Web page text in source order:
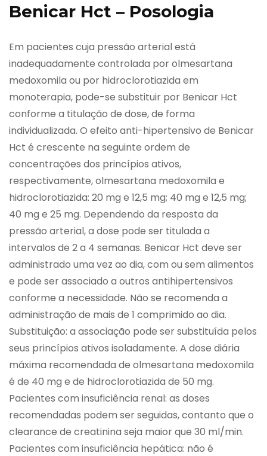
Benicar Hct – Posologia
Em pacientes cuja pressão arterial está
inadequadamente controlada por olmesartana
medoxomila ou por hidroclorotiazida em
monoterapia, pode-se substituir por Benicar Hct
conforme a titulação de dose, de forma
individualizada. O efeito anti-hipertensivo de Benicar
Hct é crescente na seguinte ordem de
concentrações dos princípios ativos,
respectivamente, olmesartana medoxomila e
hidroclorotiazida: 20 mg e 12,5 mg; 40 mg e 12,5 mg;
40 mg e 25 mg. Dependendo da resposta da
pressão arterial, a dose pode ser titulada a
intervalos de 2 a 4 semanas. Benicar Hct deve ser
administrado uma vez ao dia, com ou sem alimentos
e pode ser associado a outros antihipertensivos
conforme a necessidade. Não se recomenda a
administração de mais de 1 comprimido ao dia.
Substituição: a associação pode ser substituída pelos
seus princípios ativos isoladamente. A dose diária
máxima recomendada de olmesartana medoxomila
é de 40 mg e de hidroclorotiazida de 50 mg.
Pacientes com insuficiência renal: as doses
recomendadas podem ser seguidas, contanto que o
clearance de creatinina seja maior que 30 ml/min.
Pacientes com insuficiência hepática: não é